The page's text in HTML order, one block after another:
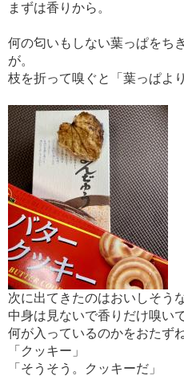
まずは香りから。
何の匂いもしない葉っぱをち
が。
枝を折って嗅ぐと「葉っぱよ
次に出てきたのはおいしそう
中身は見ないで香りだけ嗅い
何が入っているのかをおたず
「クッキー」
「そうそう。クッキーだ」